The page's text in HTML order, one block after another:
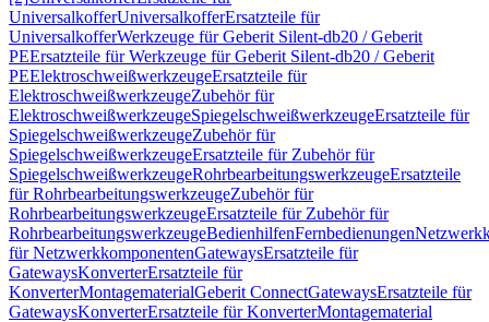
UniversalkofferUniversalkofferErsatzteile für
UniversalkofferWerkzeuge für Geberit Silent-db20 / Geberit
PEErsatzteile für Werkzeuge für Geberit Silent-db20 / Geberit
PEElektroschweißwerkzeugeErsatzteile für
ElektroschweißwerkzeugeZubehör für
ElektroschweißwerkzeugeSpiegelschweißwerkzeugeErsatzteile für
SpiegelschweißwerkzeugeZubehör für
SpiegelschweißwerkzeugeErsatzteile für Zubehör für
SpiegelschweißwerkzeugeRohrbearbeitungswerkzeugeErsatzteile
für RohrbearbeitungswerkzeugeZubehör für
RohrbearbeitungswerkzeugeErsatzteile für Zubehör für
RohrbearbeitungswerkzeugeBedienhilfenFernbedienungen
für NetzwerkkomponentenGatewaysErsatzteile für
GatewaysKonverterErsatzteile für
KonverterMontagematerialGeberit ConnectGatewaysErsatzteile für
GatewaysKonverterErsatzteile für KonverterMontagematerial